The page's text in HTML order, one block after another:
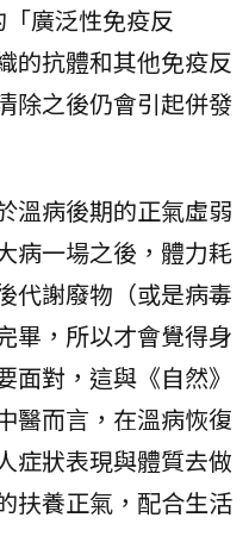
「廣泛性免疫反
的抗體和其他免疫反
除之後仍會引起併發
溫病後期的正氣虛弱
病一場之後，體力耗
代謝廢物（或是病毒
畢，所以才會覺得身
面對，這與《自然》
醫而言，在溫病恢復
症狀表現與體質去做
扶養正氣，配合生活